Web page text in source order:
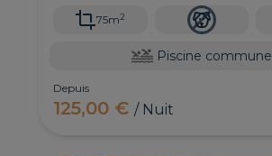
75m2
Piscine commune
Depuis
125,00 €/ Nuit